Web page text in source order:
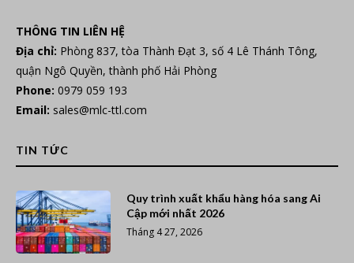
THÔNG TIN LIÊN HỆ
Địa chỉ: Phòng 837, tòa Thành Đạt 3, số 4 Lê Thánh Tông,
quận Ngô Quyền, thành phố Hải Phòng
Phone: 0979 059 193
Email: sales@mlc-ttl.com
TIN TỨC
Quy trình xuất khẩu hàng hóa sang Ai
Cập mới nhất 2026
Tháng 4 27, 2026